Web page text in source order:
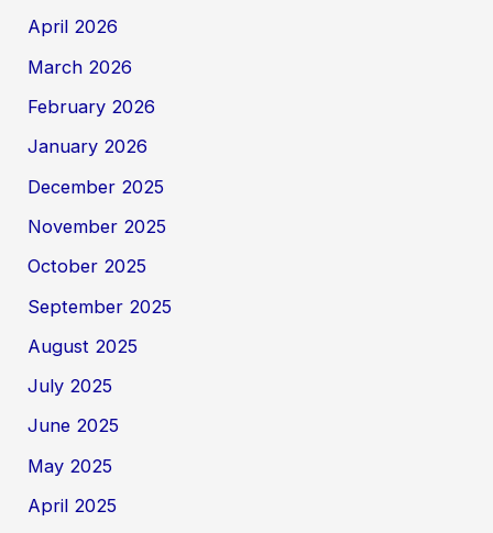
April 2026
March 2026
February 2026
January 2026
December 2025
November 2025
October 2025
September 2025
August 2025
July 2025
June 2025
May 2025
April 2025